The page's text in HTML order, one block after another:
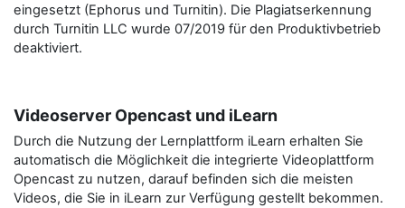
eingesetzt (Ephorus und Turnitin). Die Plagiatserkennung
durch Turnitin LLC wurde 07/2019 für den Produktivbetrieb
deaktiviert.
Videoserver Opencast und iLearn
Durch die Nutzung der Lernplattform iLearn erhalten Sie
automatisch die Möglichkeit die integrierte Videoplattform
Opencast zu nutzen, darauf befinden sich die meisten
Videos, die Sie in iLearn zur Verfügung gestellt bekommen.